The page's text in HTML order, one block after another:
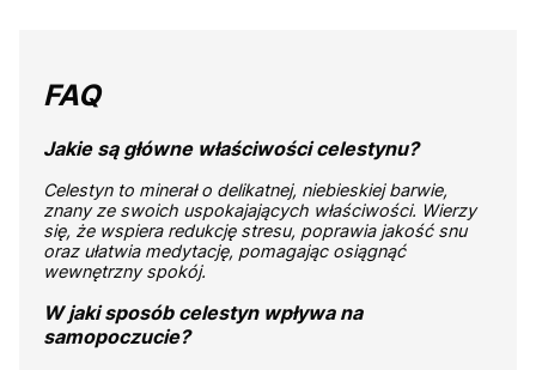
FAQ
Jakie są główne właściwości celestynu?
Celestyn to minerał o delikatnej, niebieskiej barwie,
znany ze swoich uspokajających właściwości. Wierzy
się, że wspiera redukcję stresu, poprawia jakość snu
oraz ułatwia medytację, pomagając osiągnąć
wewnętrzny spokój.
W jaki sposób celestyn wpływa na
samopoczucie?